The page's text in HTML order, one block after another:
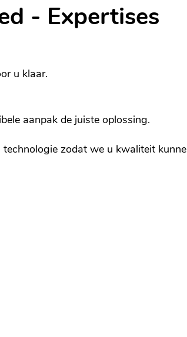
- Expertises
u klaar.
aanpak de juiste oplossing.
zodat we u kwaliteit